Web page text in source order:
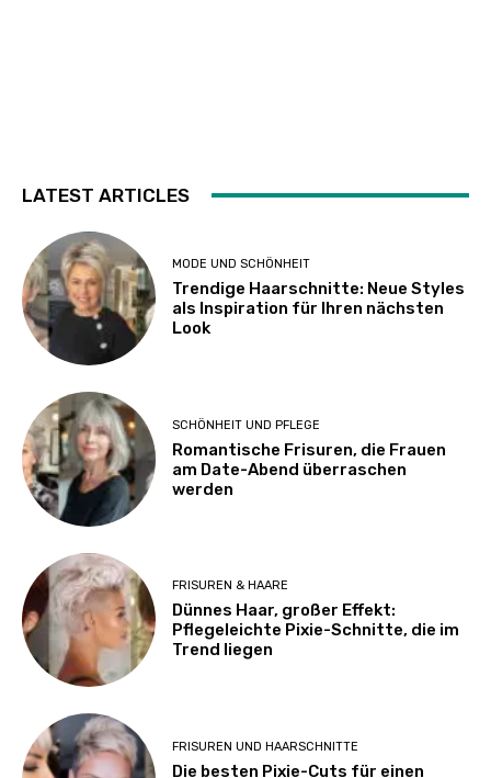
LATEST ARTICLES
MODE UND SCHÖNHEIT
Trendige Haarschnitte: Neue Styles
als Inspiration für Ihren nächsten
Look
SCHÖNHEIT UND PFLEGE
Romantische Frisuren, die Frauen
am Date-Abend überraschen
werden
FRISUREN & HAARE
Dünnes Haar, großer Effekt:
Pflegeleichte Pixie-Schnitte, die im
Trend liegen
FRISUREN UND HAARSCHNITTE
Die besten Pixie-Cuts für einen